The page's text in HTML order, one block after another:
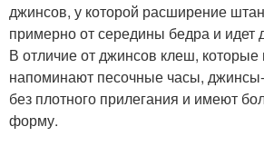
джинсов, у которой расширение
примерно от середины бедра и идет
В отличие от джинсов клеш,
напоминают песочные часы,
без плотного прилегания и имеют
форму.